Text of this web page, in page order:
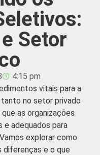
Setor
4:15 pm
vitais para a
no setor privado
as organizações
e adequados para
explorar como
diferenças e o que